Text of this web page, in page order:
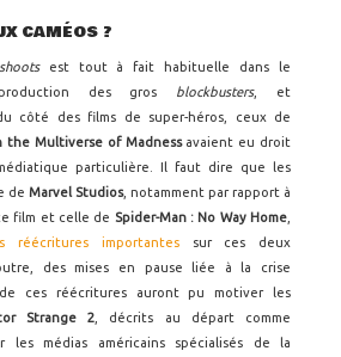
CAMÉOS ?
est tout à fait habituelle dans le
des gros blockbusters, et
côté des films de super-héros, ceux de
the Multiverse of Madness avaient eu droit
particulière. Il faut dire que les
de Marvel Studios, notamment par rapport à
film et celle de Spider-Man : No Way Home
réécritures importantessur ces deux
des mises en pause liée à la crise
ces réécritures auront pu motiver les
Strange 2 , décrits au départ comme
les médias américains spécialisés de la